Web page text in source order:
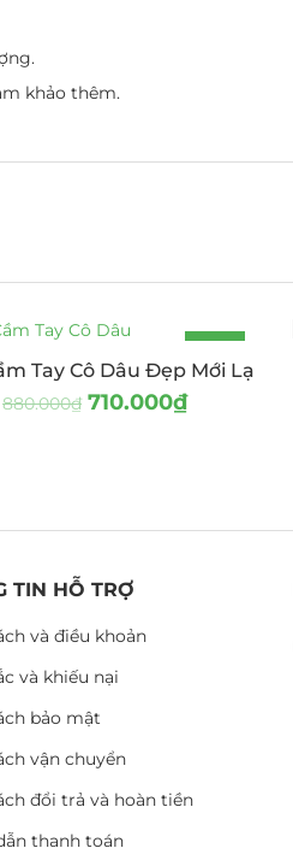
khảo thêm.
-19%
Tay Cô Dâu Đẹp Mới Lạ
880.000₫ 710.000₫
TIN HỖ TRỢ
và điều khoản
và khiếu nại
bảo mật
vận chuyển
đổi trả và hoàn tiền
thanh toán